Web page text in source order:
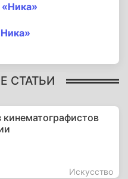
СТАТЬИ
Искусство